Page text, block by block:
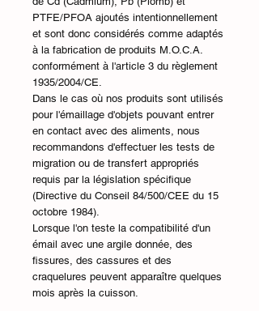
PTFE/PFOA ajoutés intentionnellement
et sont donc considérés comme adaptés
à la fabrication de produits M.O.C.A.
conformément à l'article 3 du règlement
1935/2004/CE.
Dans le cas où nos produits sont utilisés
pour l'émaillage d'objets pouvant entrer
en contact avec des aliments, nous
recommandons d'effectuer les tests de
migration ou de transfert appropriés
requis par la législation spécifique
(Directive du Conseil 84/500/CEE du 15
octobre 1984).
Lorsque l'on teste la compatibilité d'un
émail avec une argile donnée, des
fissures, des cassures et des
craquelures peuvent apparaître quelques
mois après la cuisson.